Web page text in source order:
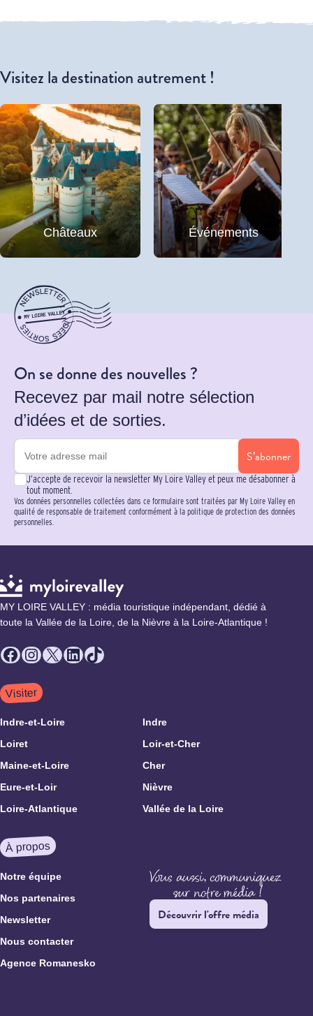
Visitez la destination autrement !
Châteaux Événements
On se donne des nouvelles ?
Recevez par mail notre sélection
d’idées et de sorties.
S’abonner
J’accepte de recevoir la newsletter My Loire Valley et peux me désabonner à
tout moment.
Vos données personnelles collectées dans ce formulaire sont traitées par My Loire Valley en
qualité de responsable de traitement conformément à la politique de protection des données
personnelles.
MY LOIRE VALLEY : média touristique indépendant, dédié à
toute la Vallée de la Loire, de la Nièvre à la Loire-Atlantique !
Facebook
Instagram
X LinkedIn
TikTok
Visiter
Indre-et-Loire
Indre
Loiret
Loir-et-Cher
Maine-et-Loire
Cher
Eure-et-Loir
Nièvre
Loire-Atlantique
Vallée de la Loire
À propos
Notre équipe
Nos partenaires
Newsletter
Nous contacter
Agence Romanesko
Découvrir l'offre média